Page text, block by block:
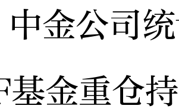
公司统
基金重仓